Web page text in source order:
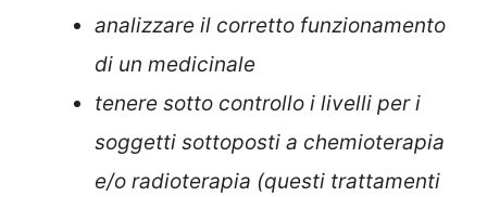
analizzare il corretto funzionamento
di un medicinale
tenere sotto controllo i livelli per i
soggetti sottoposti a chemioterapia
e/o radioterapia (questi trattamenti